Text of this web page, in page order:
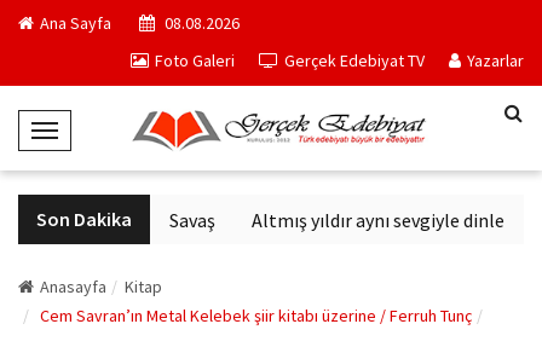
Ana Sayfa
08.08.2026
Foto Galeri
Gerçek Edebiyat TV Yazarlar
T
o
g
g
e
N
Son Dakika
Altıncı Nesil Savaş Altmış yıldır aynı sevgiyle dinlenen
Anasayfa
Kitap
Cem Savran’ın Metal Kelebek şiir kitabı üzerine / Ferruh Tunç